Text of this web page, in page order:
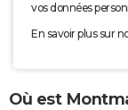
vos données
En savoir plus sur
Où est